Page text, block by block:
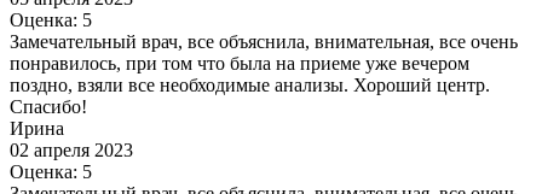
Оценка: 5
Замечательный врач, все объяснила, внимательная, все очень
понравилось, при том что была на приеме уже вечером
поздно, взяли все необходимые анализы. Хороший центр.
Спасибо!
Ирина
02 апреля 2023
Оценка: 5